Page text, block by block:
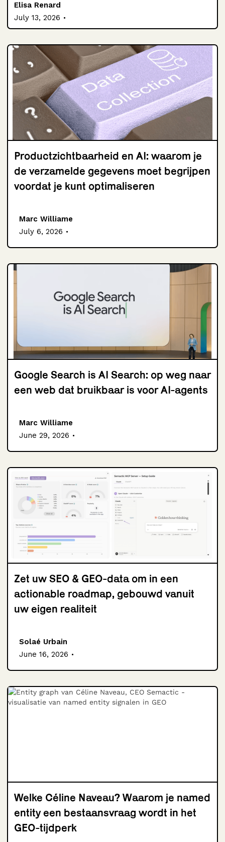
Elisa Renard
July 13, 2026 .
Productzichtbaarheid en AI: waarom je
de verzamelde gegevens moet begrijpen
voordat je kunt optimaliseren
Marc Williame
July 6, 2026 .
Google Search is AI Search: op weg naar
een web dat bruikbaar is voor AI-agents
Marc Williame
June 29, 2026 .
Zet uw SEO & GEO-data om in een
actionable roadmap, gebouwd vanuit
uw eigen realiteit
Solaé Urbain
June 16, 2026 .
Welke Céline Naveau? Waarom je named
entity een bestaansvraag wordt in het
GEO-tijdperk